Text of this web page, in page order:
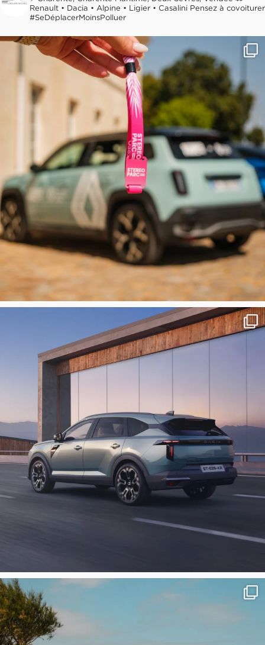
Renault • Dacia • Alpine • Ligier • Casalini Pensez à covoiturer
#SeDéplacerMoinsPolluer